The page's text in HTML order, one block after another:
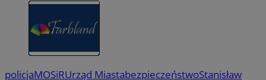
policjaMOSiRUrząd MiastabezpieczeństwoStanisław